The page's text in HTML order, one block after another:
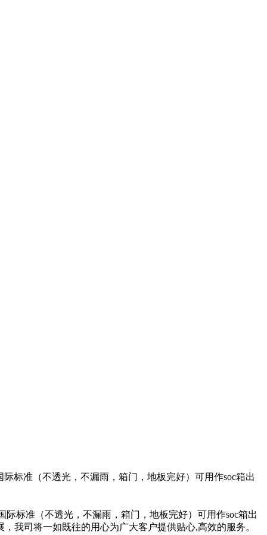
标准（不透光，不漏雨，箱门，地板完好）可用作soc箱出
标准（不透光，不漏雨，箱门，地板完好）可用作soc箱出
我司将一如既往的用心为广大客户提供贴心,高效的服务。